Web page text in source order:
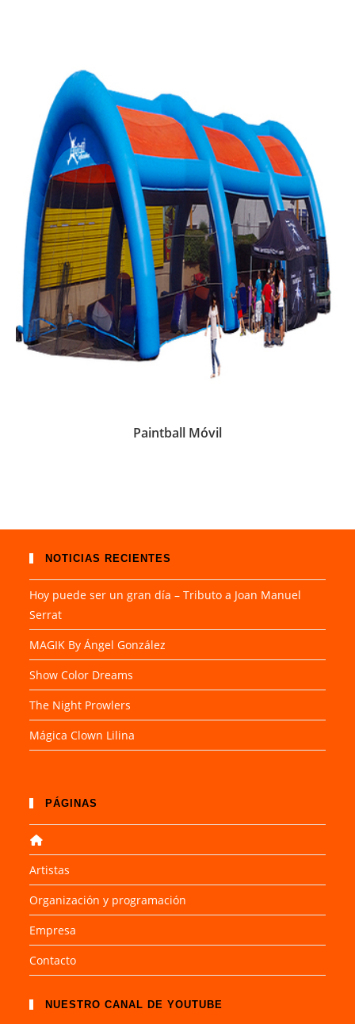
Paintball Móvil
NOTICIAS RECIENTES
Hoy puede ser un gran día – Tributo a Joan Manuel
Serrat
MAGIK By Ángel González
Show Color Dreams
The Night Prowlers
Mágica Clown Lilina
PÁGINAS
Artistas
Organización y programación
Empresa
Contacto
NUESTRO CANAL DE YOUTUBE